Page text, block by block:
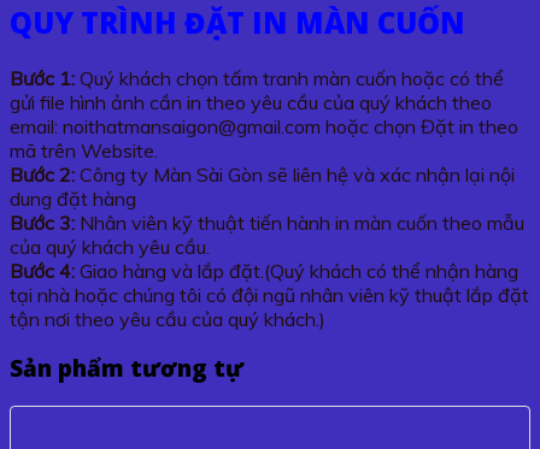
QUY TRÌNH ĐẶT IN MÀN CUỐN
Bước 1: Quý khách chọn tấm tranh màn cuốn hoặc có thể
gửi file hình ảnh cần in theo yêu cầu của quý khách theo
email: noithatmansaigon@gmail.com hoặc chọn Đặt in theo
mã trên Website.
Bước 2: Công ty Màn Sài Gòn sẽ liên hệ và xác nhận lại nội
dung đặt hàng
Bước 3: Nhân viên kỹ thuật tiến hành in màn cuốn theo mẫu
của quý khách yêu cầu.
Bước 4: Giao hàng và lắp đặt.(Quý khách có thể nhận hàng
tại nhà hoặc chúng tôi có đội ngũ nhân viên kỹ thuật lắp đặt
tận nơi theo yêu cầu của quý khách.)
Sản phẩm tương tự